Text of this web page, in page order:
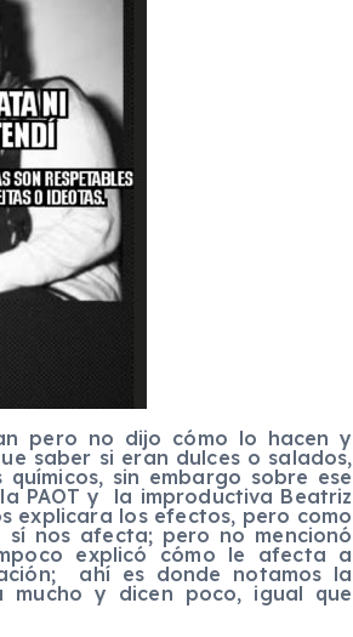
pero no dijo cómo lo hacen y
saber si eran dulces o salados,
sin embargo sobre ese
PAOT y la improductiva Beatriz
explicara los efectos, pero como
nos afecta; pero no mencionó
explicó cómo le afecta a
ahí es donde notamos la
mucho y dicen poco, igual que